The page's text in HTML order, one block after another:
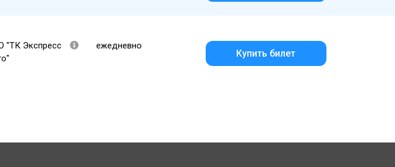
"ТК Экспресс
ежедневно
Купить билет